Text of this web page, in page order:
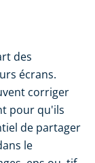
des
écrans.
corriger
pour qu'ils
de partager
le